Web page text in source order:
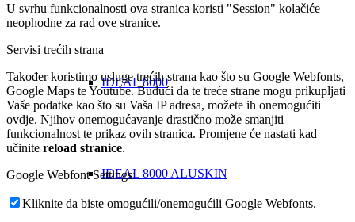
IDEAL 8000
IDEAL 8000 ALUSKIN
U svrhu funkcionalnosti ova stranica koristi "Session" kolačiće
neophodne za rad ove stranice.
Servisi trećih strana
Također koristimo usluge trećih strana kao što su Google Webfonts,
Google Maps te Youtube. Budući da te treće strane mogu prikupljati
Vaše podatke kao što su Vaša IP adresa, možete ih onemogućiti
ovdje. Njihov onemogućavanje drastično može smanjiti
funkcionalnost te prikaz ovih stranica. Promjene će nastati kad
učinite reload stranice.
Google Webfont Settings:
Kliknite da biste omogućili/onemogućili Google Webfonts.